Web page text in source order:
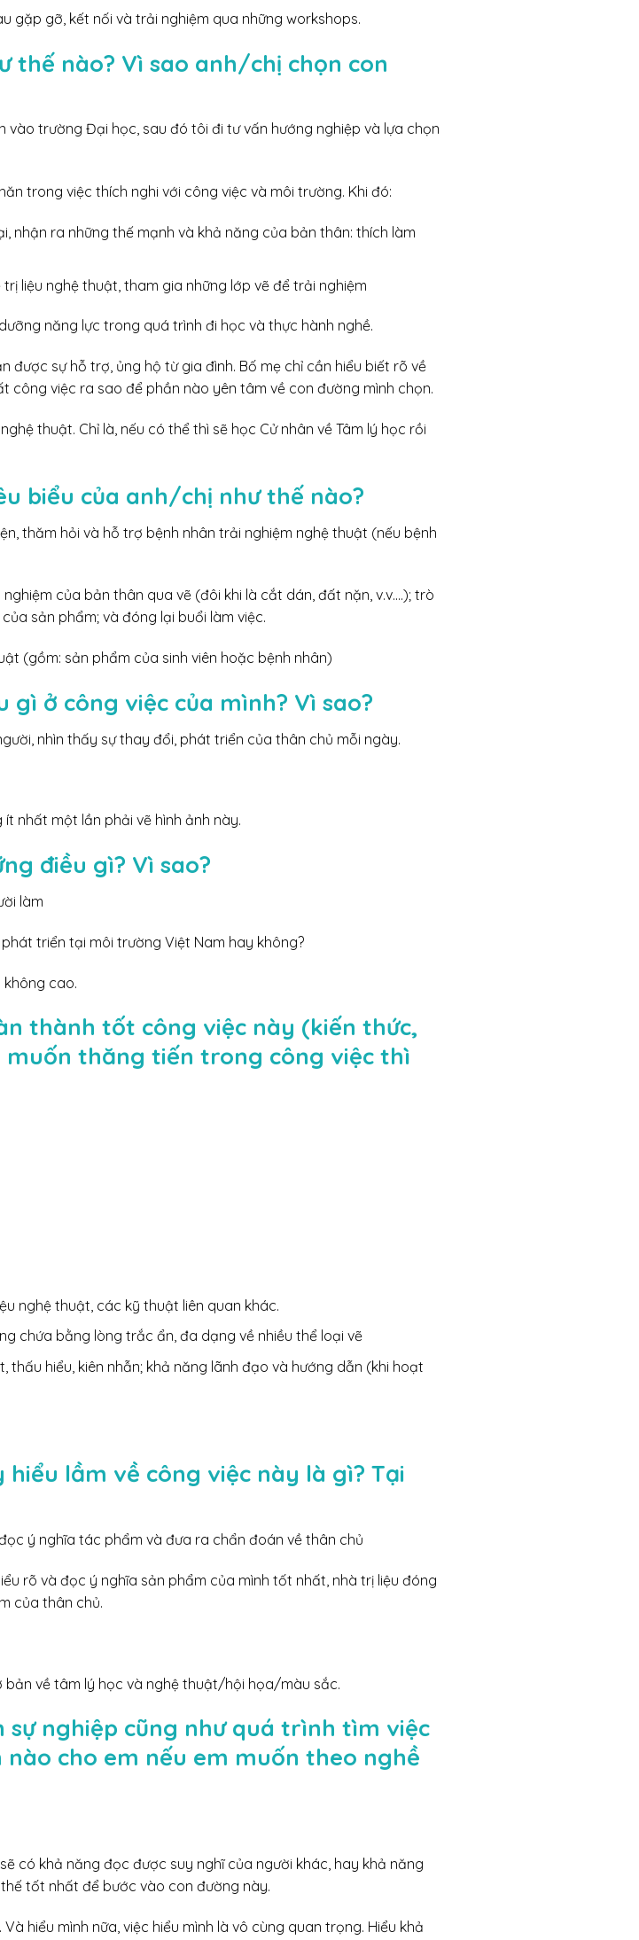
gặp gỡ, kết nối và trải nghiệm qua những workshops.
thế nào? Vì sao anh/chị chọn con
trường Đại học, sau đó tôi đi tư vấn hướng nghiệp và lựa chọn
trong việc thích nghi với công việc và môi trường. Khi đó:
nhận ra những thế mạnh và khả năng của bản thân: thích làm
liệu nghệ thuật, tham gia những lớp vẽ để trải nghiệm
năng lực trong quá trình đi học và thực hành nghề.
được sự hỗ trợ, ủng hộ từ gia đình. Bố mẹ chỉ cần hiểu biết rõ về
công việc ra sao để phần nào yên tâm về con đường mình chọn.
thuật. Chỉ là, nếu có thể thì sẽ học Cử nhân về Tâm lý học rồi
biểu của anh/chị như thế nào?
thăm hỏi và hỗ trợ bệnh nhân trải nghiệm nghệ thuật (nếu bệnh
của bản thân qua vẽ (đôi khi là cắt dán, đất nặn, v.v.…); trò
sản phẩm; và đóng lại buổi làm việc.
(gồm: sản phẩm của sinh viên hoặc bệnh nhân)
ở công việc của mình? Vì sao?
nhìn thấy sự thay đổi, phát triển của thân chủ mỗi ngày.
nhất một lần phải vẽ hình ảnh này.
điều gì? Vì sao?
làm
triển tại môi trường Việt Nam hay không?
không cao.
thành tốt công việc này (kiến thức,
muốn thăng tiến trong công việc thì
nghệ thuật, các kỹ thuật liên quan khác.
chứa bằng lòng trắc ẩn, đa dạng về nhiều thể loại vẽ
thấu hiểu, kiên nhẫn; khả năng lãnh đạo và hướng dẫn (khi hoạt
lầm về công việc này là gì? Tại
ý nghĩa tác phẩm và đưa ra chẩn đoán về thân chủ
rõ và đọc ý nghĩa sản phẩm của mình tốt nhất, nhà trị liệu đóng
của thân chủ.
bản về tâm lý học và nghệ thuật/hội họa/màu sắc.
sự nghiệp cũng như quá trình tìm việc
cho em nếu em muốn theo nghề
có khả năng đọc được suy nghĩ của người khác, hay khả năng
tốt nhất để bước vào con đường này.
hiểu mình nữa, việc hiểu mình là vô cùng quan trọng. Hiểu khả